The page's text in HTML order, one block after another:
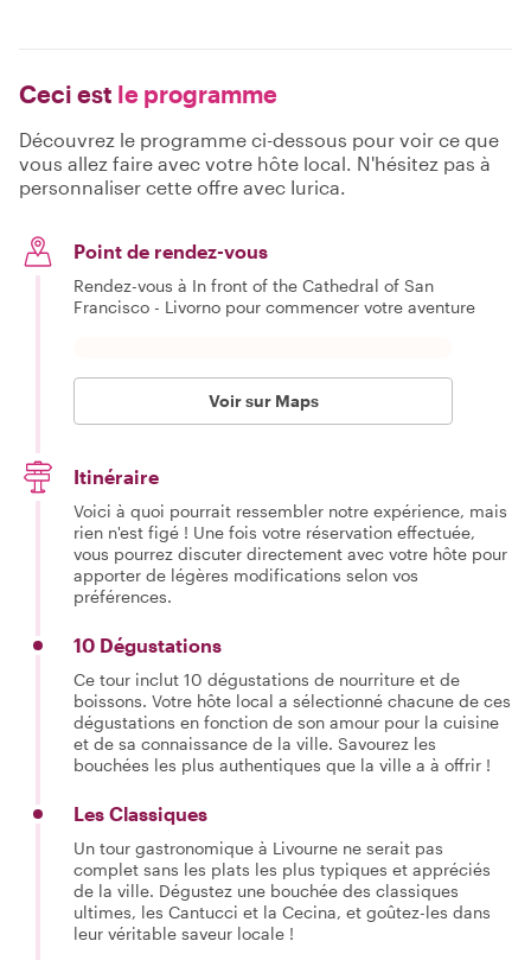
Ceci est le programme
Découvrez le programme ci-dessous pour voir ce que
vous allez faire avec votre hôte local. N'hésitez pas à
personnaliser cette offre avec Iurica.
Point de rendez-vous
Rendez-vous à In front of the Cathedral of San
Francisco - Livorno pour commencer votre aventure
Voir sur Maps
Itinéraire
Voici à quoi pourrait ressembler notre expérience, mais
rien n'est figé ! Une fois votre réservation effectuée,
vous pourrez discuter directement avec votre hôte pour
apporter de légères modifications selon vos
préférences.
10 Dégustations
Ce tour inclut 10 dégustations de nourriture et de
boissons. Votre hôte local a sélectionné chacune de ces
dégustations en fonction de son amour pour la cuisine
et de sa connaissance de la ville. Savourez les
bouchées les plus authentiques que la ville a à offrir !
Les Classiques
Un tour gastronomique à Livourne ne serait pas
complet sans les plats les plus typiques et appréciés
de la ville. Dégustez une bouchée des classiques
ultimes, les Cantucci et la Cecina, et goûtez-les dans
leur véritable saveur locale !